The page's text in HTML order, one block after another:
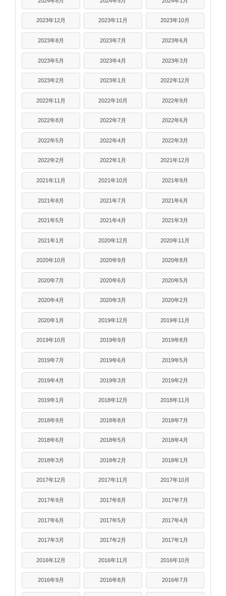
2023年12月 2023年11月 2023年10月
2023年8月 2023年7月 2023年6月
2023年5月 2023年4月 2023年3月
2023年2月 2023年1月 2022年12月
2022年11月 2022年10月 2022年9月
2022年8月 2022年7月 2022年6月
2022年5月 2022年4月 2022年3月
2022年2月 2022年1月 2021年12月
2021年11月 2021年10月 2021年9月
2021年8月 2021年7月 2021年6月
2021年5月 2021年4月 2021年3月
2021年1月 2020年12月 2020年11月
2020年10月 2020年9月 2020年8月
2020年7月 2020年6月 2020年5月
2020年4月 2020年3月 2020年2月
2020年1月 2019年12月 2019年11月
2019年10月 2019年9月 2019年8月
2019年7月 2019年6月 2019年5月
2019年4月 2019年3月 2019年2月
2019年1月 2018年12月 2018年11月
2018年9月 2018年8月 2018年7月
2018年6月 2018年5月 2018年4月
2018年3月 2018年2月 2018年1月
2017年12月 2017年11月 2017年10月
2017年9月 2017年8月 2017年7月
2017年6月 2017年5月 2017年4月
2017年3月 2017年2月 2017年1月
2016年12月 2016年11月 2016年10月
2016年9月 2016年8月 2016年7月